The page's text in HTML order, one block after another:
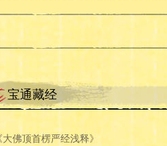
宝通藏经
大佛顶首楞严经浅释》